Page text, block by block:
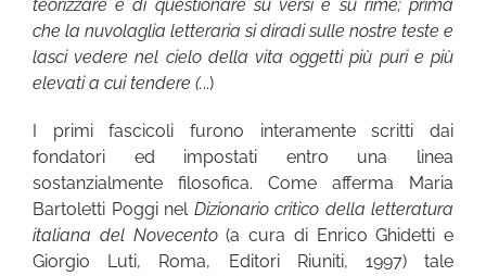
teorizzare e di questionare su versi e su rime; prima
che la nuvolaglia letteraria si diradi sulle nostre teste e
lasci vedere nel cielo della vita oggetti più puri e più
elevati a cui tendere (...)
I primi fascicoli furono interamente scritti dai
fondatori ed impostati entro una linea
sostanzialmente filosofica. Come afferma Maria
Bartoletti Poggi nel Dizionario critico della letteratura
italiana del Novecento(a cura di Enrico Ghidetti e
Giorgio Luti, Roma, Editori Riuniti, 1997) tale